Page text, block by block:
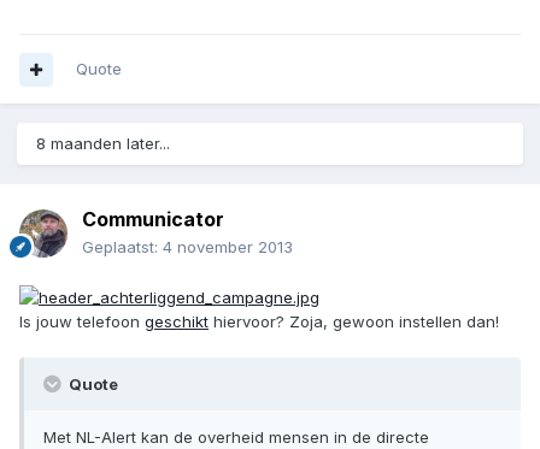
Quote
8 maanden later...
Communicator
Geplaatst: 4 november 2013
Is jouw telefoon geschikt hiervoor? Zoja, gewoon instellen dan!
Quote
Met NL-Alert kan de overheid mensen in de directe